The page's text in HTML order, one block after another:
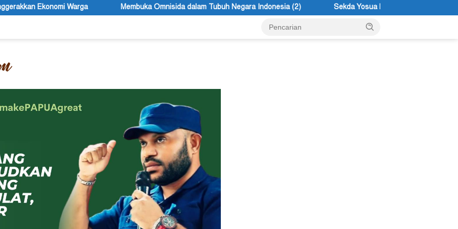
Membuka Omnisida dalam Tubuh Negara Indonesia (2) Sekda Yosua Noak Douw Ingatkan ASN Tolikara Tidak Mudah